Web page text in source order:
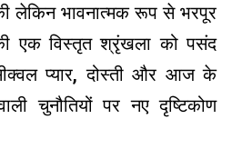
लेकिन भावनात्मक रूप से भरपूर
एक विस्तृत श्रृंखला को पसंद
प्यार, दोस्ती और आज के
चुनौतियों पर नए दृष्टिकोण